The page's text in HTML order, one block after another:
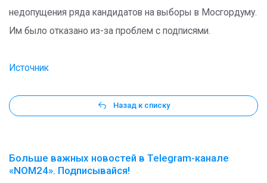
недопущения ряда кандидатов на выборы в Мосгордуму.
Им было отказано из-за проблем с подписями.
Источник
Назад к списку
Больше важных новостей в Telegram-канале
«NOM24». Подписывайся!